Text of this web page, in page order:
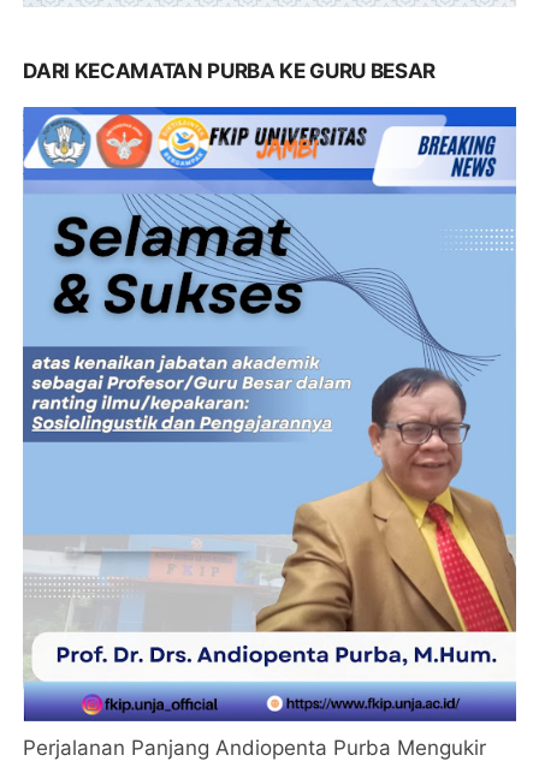
DARI KECAMATAN PURBA KE GURU BESAR
Perjalanan Panjang Andiopenta Purba Mengukir